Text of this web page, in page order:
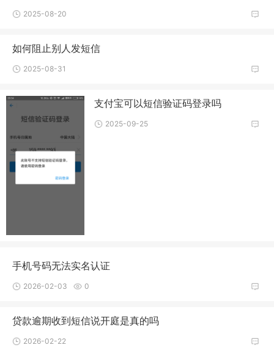
2025-08-20
如何阻止别人发短信
2025-08-31
支付宝可以短信验证码登录吗
2025-09-25
手机号码无法实名认证
2026-02-03 0
贷款逾期收到短信说开庭是真的吗
2026-02-22